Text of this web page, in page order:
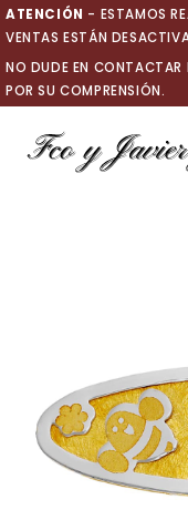
Ir
al
contenido
ATENCIÓN - ESTAMOS
VENTAS ESTÁN
NO DUDE EN CONTACTAR
POR SU COMPRENSIÓN.